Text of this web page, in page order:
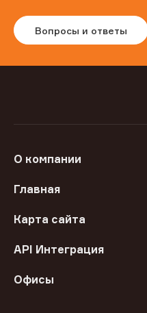
Вопросы и ответы
О компании
Главная
Карта сайта
API Интеграция
Офисы